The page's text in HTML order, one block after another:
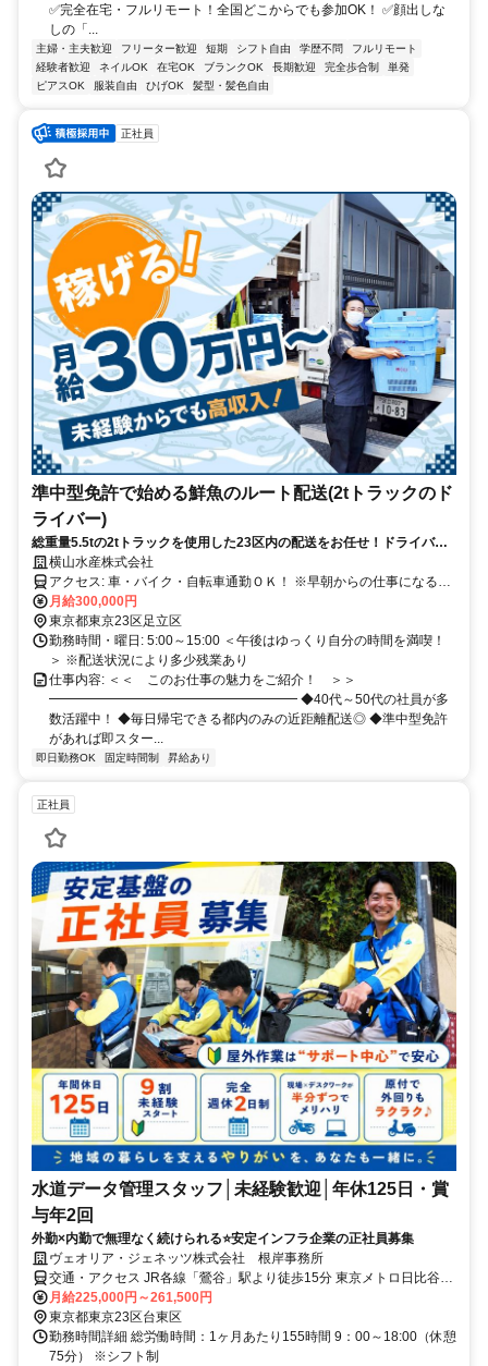
✅完全在宅・フルリモート！全国どこからでも参加OK！ ✅顔出しな
しの「...
主婦・主夫歓迎 フリーター歓迎 短期 シフト自由 学歴不問
フルリモート
経験者歓迎
ネイルOK 在宅OK ブランクOK 長期歓迎 完全歩合制
単発
ピアスOK
服装自由 ひげOK 髪型・髪色自由
正社員
準中型免許で始める鮮魚のルート配送(2tトラックのド
ライバー)
総重量5.5tの2tトラックを使用した23区内の配送をお任せ！ドライバー
経験者の40代～50代が多数活躍中！1日10～15件なので無理なく働けま
す◎
横山水産株式会社
アクセス: 車・バイク・自転車通勤ＯＫ！ ※早朝からの仕事になるた
め、 車・バイク・自転車で 通勤しているスタッフが多いです。 京成
線：千住大橋駅より徒歩2分 各線：北千住駅より徒歩13分 (日比谷線/
千代田線/つくばエクスプレス 東武スカイツリーライン/ＪＲ常磐線)
月給300,000円
東京都東京23区足立区
勤務時間・曜日: 5:00～15:00 ＜午後はゆっくり自分の時間を満喫！
＞ ※配送状況により多少残業あり
仕事内容: ＜＜ このお仕事の魅力をご紹介！ ＞＞
━━━━━━━━━━━━━━━━━━━ ◆40代～50代の社員が多
数活躍中！ ◆毎日帰宅できる都内のみの近距離配送◎ ◆準中型免許
があれば即スター...
即日勤務OK 固定時間制 昇給あり
正社員
水道データ管理スタッフ│未経験歓迎│年休125日・賞
与年2回
外勤×内勤で無理なく続けられる⭐安定インフラ企業の正社員募集
ヴェオリア・ジェネッツ株式会社 根岸事務所
交通・アクセス JR各線「鶯谷」駅より徒歩15分 東京メトロ日比谷線
「入谷」駅より徒歩12分
月給225,000円～261,500円
東京都東京23区台東区
勤務時間詳細 総労働時間：1ヶ月あたり155時間 9：00～18:00（休憩
75分） ※シフト制